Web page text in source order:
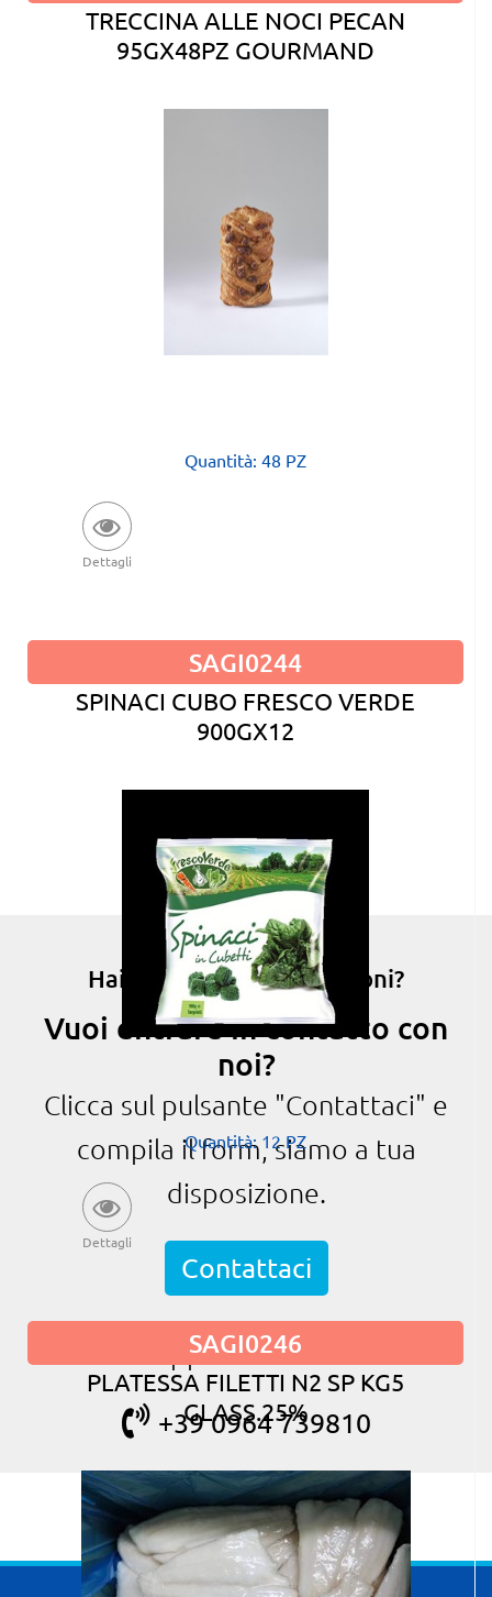
TRECCINA ALLE NOCI PECAN
95GX48PZ GOURMAND
Quantità: 48 PZ
Dettagli
SAGI0244
SPINACI CUBO FRESCO VERDE
900GX12
Quantità: 12 PZ
Dettagli
SAGI0246
PLATESSA FILETTI N2 SP KG5
GLASS.25%
Hai bisogno di informazioni?
Vuoi entrare in contatto con
noi?
Clicca sul pulsante "Contattaci" e
compila il form, siamo a tua
disposizione.
Contattaci
oppure chiama
+39 0964 739810